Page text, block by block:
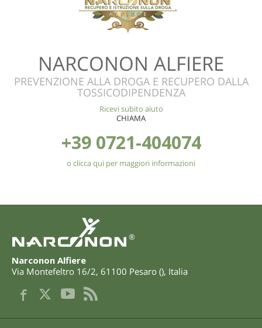
NARCONON ALFIERE
PREVENZIONE ALLA DROGA E RECUPERO DALLA
TOSSICODIPENDENZA
Ricevi subito aiuto
CHIAMA
+39 0721-404074
o clicca qui per maggiori informazioni
®
Narconon Alfiere
Via Montefeltro 16/2, 61100 Pesaro (), Italia